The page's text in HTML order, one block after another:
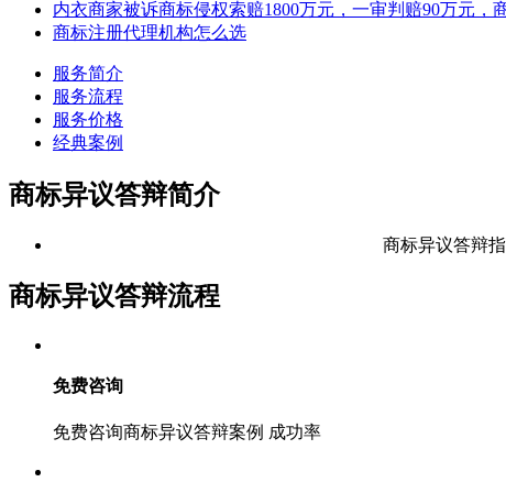
内衣商家被诉商标侵权索赔1800万元，一审判赔90万元
商标注册代理机构怎么选
服务简介
服务流程
服务价格
经典案例
商标异议答辩简介
商标异议答辩
商标异议答辩流程
免费咨询
免费咨询商标异议答辩案例 成功率